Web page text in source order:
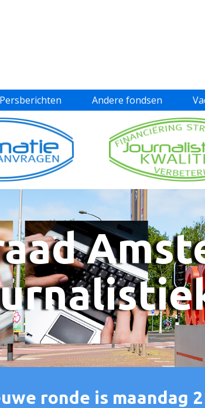
Persberichten Andere fondsen
ronde is ​maandag